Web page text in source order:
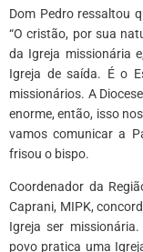
Dom Pedro ressaltou
“O cristão, por sua
da Igreja missionária
Igreja de saída. É o
missionários. A
enorme, então, isso
vamos comunicar a
frisou o bispo.
Coordenador da
Caprani, MIPK,
Igreja ser
povo pratica uma